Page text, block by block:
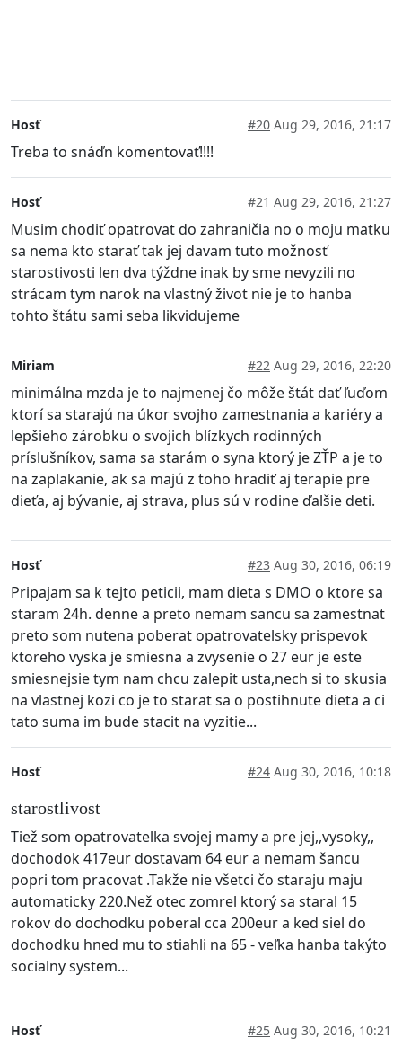
Hosť #20 Aug 29, 2016, 21:17
Treba to snáďn komentovať!!!!
Hosť #21 Aug 29, 2016, 21:27
Musim chodiť opatrovat do zahraničia no o moju matku
sa nema kto starať tak jej davam tuto možnosť
starostivosti len dva týždne inak by sme nevyzili no
strácam tym narok na vlastný život nie je to hanba
tohto štátu sami seba likvidujeme
Miriam #22 Aug 29, 2016, 22:20
minimálna mzda je to najmenej čo môže štát dať ľuďom
ktorí sa starajú na úkor svojho zamestnania a kariéry a
lepšieho zárobku o svojich blízkych rodinných
príslušníkov, sama sa starám o syna ktorý je ZŤP a je to
na zaplakanie, ak sa majú z toho hradiť aj terapie pre
dieťa, aj bývanie, aj strava, plus sú v rodine ďalšie deti.
Hosť #23 Aug 30, 2016, 06:19
Pripajam sa k tejto peticii, mam dieta s DMO o ktore sa
staram 24h. denne a preto nemam sancu sa zamestnat
preto som nutena poberat opatrovatelsky prispevok
ktoreho vyska je smiesna a zvysenie o 27 eur je este
smiesnejsie tym nam chcu zalepit usta,nech si to skusia
na vlastnej kozi co je to starat sa o postihnute dieta a ci
tato suma im bude stacit na vyzitie...
Hosť #24 Aug 30, 2016, 10:18
starostlivost
Tiež som opatrovatelka svojej mamy a pre jej,,vysoky,,
dochodok 417eur dostavam 64 eur a nemam šancu
popri tom pracovat .Takže nie všetci čo staraju maju
automaticky 220.Než otec zomrel ktorý sa staral 15
rokov do dochodku poberal cca 200eur a ked siel do
dochodku hned mu to stiahli na 65 - veľka hanba takýto
socialny system...
Hosť #25 Aug 30, 2016, 10:21